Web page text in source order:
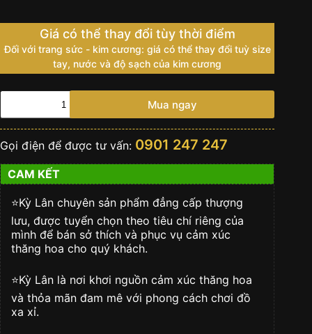
Giá có thể thay đổi tùy thời điểm
Đối với trang sức - kim cương: giá có thể thay đổi tuỳ size
tay, nước và độ sạch của kim cương
Rolex
số
lượng
Mua ngay
Gọi điện để được tư vấn: 0901 247 247
CAM KẾT
⭐️Kỳ Lân chuyên sản phẩm đẳng cấp thượng
lưu, được tuyển chọn theo tiêu chí riêng của
mình để bán sở thích và phục vụ cảm xúc
thăng hoa cho quý khách.
⭐️Kỳ Lân là nơi khơi nguồn cảm xúc thăng hoa
và thỏa mãn đam mê với phong cách chơi đồ
xa xỉ.